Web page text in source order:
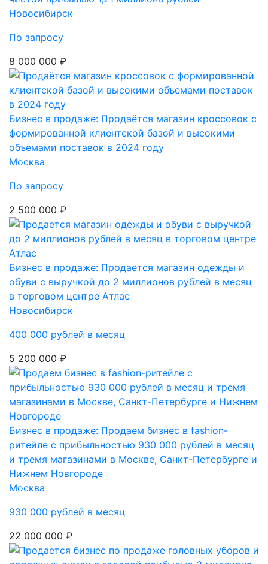
Новосибирск
По запросу
8 000 000 ₽
Бизнес в продаже: Продаётся магазин кроссовок с
формированной клиентской базой и высокими
объемами поставок в 2024 году
Москва
По запросу
2 500 000 ₽
Бизнес в продаже: Продается магазин одежды и
обуви с выручкой до 2 миллионов рублей в месяц
в торговом центре Атлас
Новосибирск
400 000 рублей в месяц
5 200 000 ₽
Бизнес в продаже: Продаем бизнес в fashion-
ритейле с прибыльностью 930 000 рублей в месяц
и тремя магазинами в Москве, Санкт-Петербурге и
Нижнем Новгороде
Москва
930 000 рублей в месяц
22 000 000 ₽